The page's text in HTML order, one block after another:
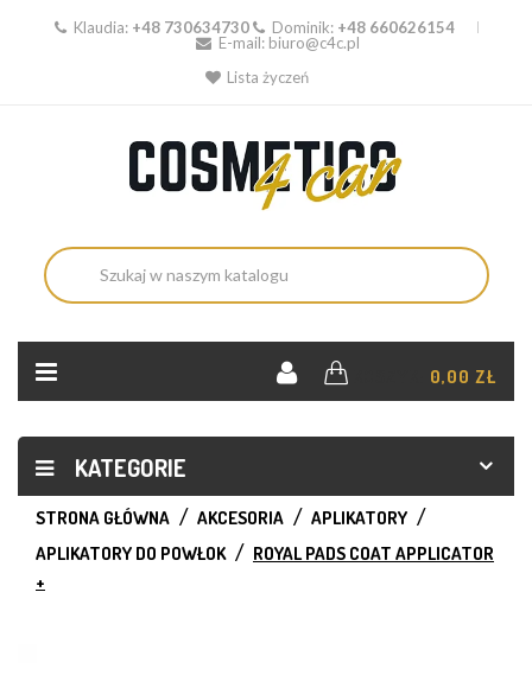
Klaudia: +48 730634730 Dominik: +48 660626154
E-mail: biuro@c4c.pl
Lista życzeń
0,00 ZŁ
KATEGORIE
STRONA GŁÓWNA AKCESORIA
APLIKATORY
APLIKATORY DO POWŁOK
ROYAL PADS COAT APPLICATOR
+